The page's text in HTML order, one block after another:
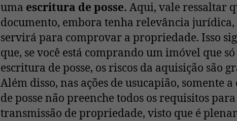
uma escritura de posse. Aqui, vale ressaltar
documento, embora tenha relevância jurídica,
servirá para comprovar a propriedade. Isso
que, se você está comprando um imóvel que
escritura de posse, os riscos da aquisição são
Além disso, nas ações de usucapião, somente
de posse não preenche todos os requisitos para
transmissão de propriedade, visto que é